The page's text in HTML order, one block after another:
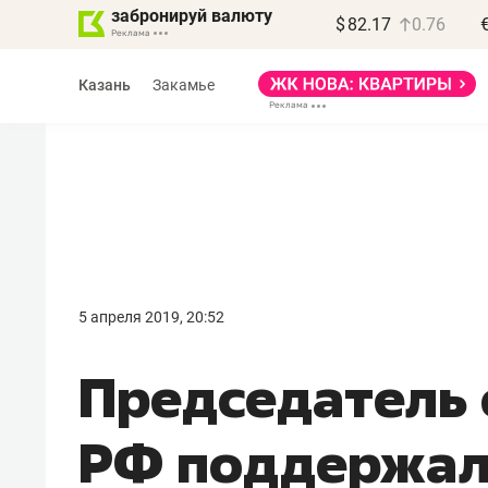
забронируй валюту $ 82.17 0.76
Казань Закамье
5 апреля 2019, 20:52
Председатель
РФ поддержал
правил, бизнес может
потерять минимум